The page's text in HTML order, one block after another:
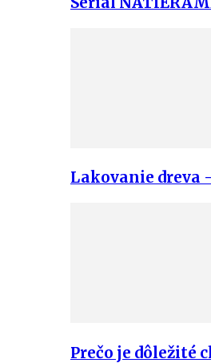
Lakovanie dreva
Prečo je dôležité